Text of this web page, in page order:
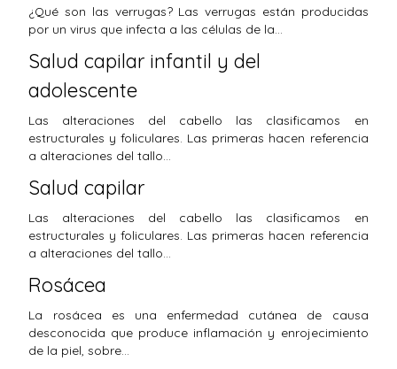
¿Qué son las verrugas? Las verrugas están producidas
por un virus que infecta a las células de la…
Salud capilar infantil y del
adolescente
Las alteraciones del cabello las clasificamos en
estructurales y foliculares. Las primeras hacen referencia
a alteraciones del tallo…
Salud capilar
Las alteraciones del cabello las clasificamos en
estructurales y foliculares. Las primeras hacen referencia
a alteraciones del tallo…
Rosácea
La rosácea es una enfermedad cutánea de causa
desconocida que produce inflamación y enrojecimiento
de la piel, sobre…